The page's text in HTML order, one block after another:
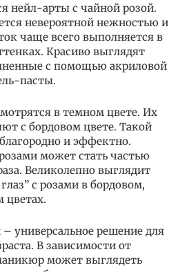
нейл-арты с чайной розой.
невероятной нежностью и
чаще всего выполняется в
Красиво выглядят
с помощью акриловой
пасты.
в темном цвете. Их
с бордовом цвете. Такой
и эффектно.
может стать частью
Великолепно выглядит
с розами в бордовом,
цветах.
универсальное решение для
В зависимости от
может выглядеть